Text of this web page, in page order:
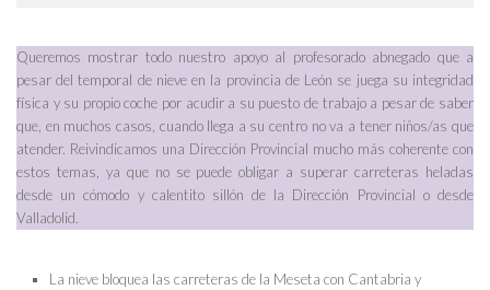
Queremos mostrar todo nuestro apoyo al profesorado abnegado que a
pesar del temporal de nieve en la provincia de León se juega su integridad
física y su propio coche por acudir a su puesto de trabajo a pesar de saber
que, en muchos casos, cuando llega a su centro no va a tener niños/as que
atender. Reivindicamos una Dirección Provincial mucho más coherente con
estos temas, ya que no se puede obligar a superar carreteras heladas
desde un cómodo y calentito sillón de la Dirección Provincial o desde
Valladolid.
La nieve bloquea las carreteras de la Meseta con Cantabria y